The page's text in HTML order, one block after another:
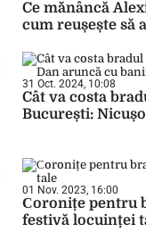
Ce mănâncă
cum reușește să
31 Oct. 2024, 10:08
Cât va costa
București:
01 Nov. 2023, 16:00
Сoronițe pentru
festivă locuinței